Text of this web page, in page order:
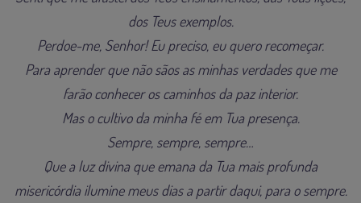
dos Teus exemplos.
Perdoe-me, Senhor! Eu preciso, eu quero recomeçar.
Para aprender que não sãos as minhas verdades que me
farão conhecer os caminhos da paz interior.
Mas o cultivo da minha fé em Tua presença.
Sempre, sempre, sempre…
Que a luz divina que emana da Tua mais profunda
misericórdia ilumine meus dias a partir daqui, para o sempre.